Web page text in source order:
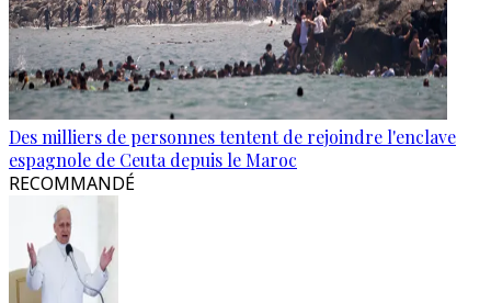
Des milliers de personnes tentent de rejoindre l'enclave
espagnole de Ceuta depuis le Maroc
RECOMMANDÉ